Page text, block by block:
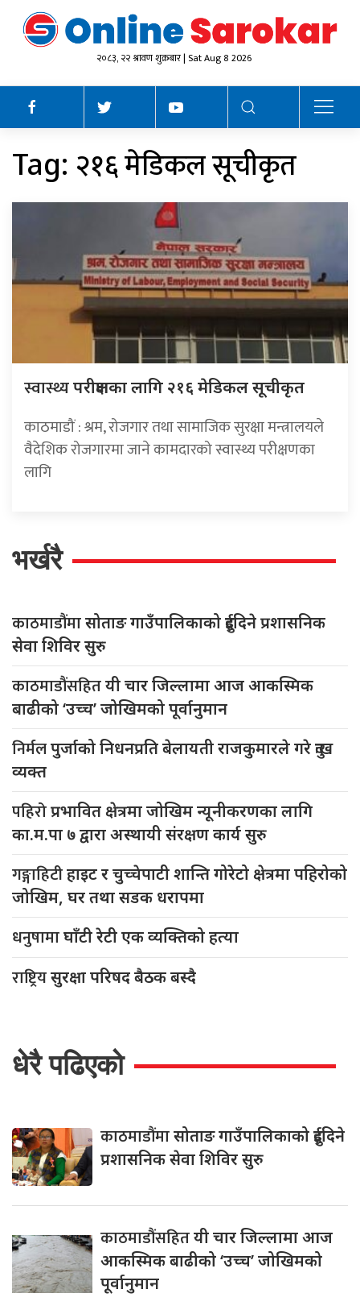
२०८३, २२ श्रावण शुक्रबार | Sat Aug 8 2026
Tag: २१६ मेडिकल सूचीकृत
स्वास्थ्यपरीक्षणका लागि २१६ मेडिकल सूचीकृत
काठमाडौं : श्रम, रोजगार तथा सामाजिक सुरक्षा मन्त्रालयले
वैदेशिक रोजगारमा जाने कामदारको स्वास्थ्य परीक्षणका
लागि
भर्खरै
काठमाडौंमासोताङ गाउँपालिकाको दुईदिने प्रशासनिक
सेवा शिविर सुरु
काठमाडौंसहितयी चार जिल्लामा आज आकस्मिक
बाढीको ‘उच्च’ जोखिमको पूर्वानुमान
निर्मलपुर्जाको निधनप्रति बेलायती राजकुमारले गरे दुःख
व्यक्त
पहिरोप्रभावित क्षेत्रमा जोखिम न्यूनीकरणका लागि
का.म.पा ७ द्वारा अस्थायी संरक्षण कार्य सुरु
गङ्गाहिटीहाइट र चुच्चेपाटी शान्ति गोरेटो क्षेत्रमा पहिरोको
जोखिम, घर तथा सडक धरापमा
धनुषामाघाँटी रेटी एक व्यक्तिको हत्या
राष्ट्रियसुरक्षा परिषद बैठक बस्दै
धेरै पढिएको
काठमाडौंमासोताङ गाउँपालिकाको दुईदिने
प्रशासनिक सेवा शिविर सुरु
काठमाडौंसहितयी चार जिल्लामा आज
आकस्मिक बाढीको ‘उच्च’ जोखिमको
पूर्वानुमान